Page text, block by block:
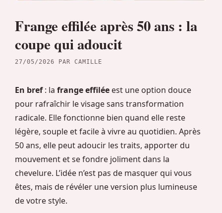
Frange effilée après 50 ans : la
coupe qui adoucit
27/05/2026 PAR CAMILLE
En bref: la frange effilée est une option douce
pour rafraîchir le visage sans transformation
radicale. Elle fonctionne bien quand elle reste
légère, souple et facile à vivre au quotidien. Après
50 ans, elle peut adoucir les traits, apporter du
mouvement et se fondre joliment dans la
chevelure. L’idée n’est pas de masquer qui vous
êtes, mais de révéler une version plus lumineuse
de votre style.